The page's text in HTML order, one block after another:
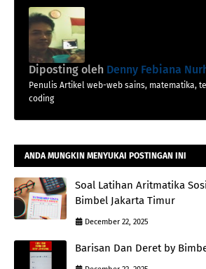
Diposting oleh Denny Febiana
Penulis Artikel web-web sains, matematika,
coding
ANDA MUNGKIN MENYUKAI POSTINGAN INI
Soal Latihan Aritmatika
Bimbel Jakarta Timur
December 22, 2025
Barisan Dan Deret by